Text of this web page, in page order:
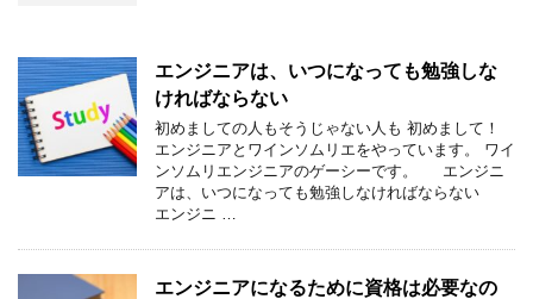
エンジニアは、いつになっても勉強しな
ければならない
初めましての人もそうじゃない人も 初めまして！
エンジニアとワインソムリエをやっています。 ワイ
ンソムリエンジニアのゲーシーです。 エンジニ
アは、いつになっても勉強しなければならない
エンジニ …
エンジニアになるために資格は必要なの